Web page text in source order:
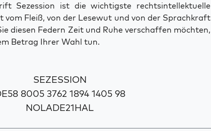
Sezession ist die wichtigste rechtsintellektuelle
vom Fleiß, von der Lesewut und von der Sprachkraft
diesen Federn Zeit und Ruhe verschaffen möchten,
Betrag Ihrer Wahl tun.
SEZESSION
8005 3762 1894 1405 98
NOLADE21HAL